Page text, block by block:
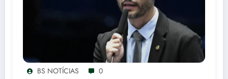
BS NOTÍCIAS 0